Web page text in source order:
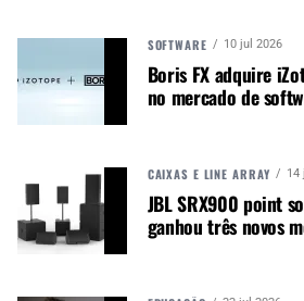
destacados pela equipe. Os
conhecer os produtos,
modelos e avaliar possibilidades
suas lojas e regiões de atuação.
“A feira permitiu que os lojistas
SOFTWARE 10 jul 2026
Boris FX adquire
no mercado de
CAIXAS E LINE ARRAY 14
JBL SRX900 point
ganhou três novos